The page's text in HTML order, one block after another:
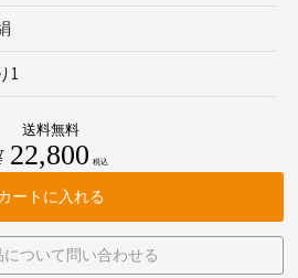
1
送料無料
22,800 税込
ートに入れる
について問い合わせる